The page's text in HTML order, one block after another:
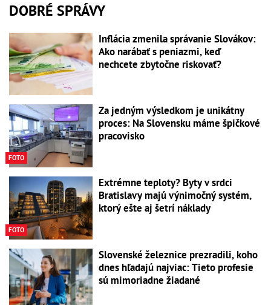
DOBRÉ SPRÁVY
Inflácia zmenila správanie Slovákov:
Ako narábať s peniazmi, keď
nechcete zbytočne riskovať?
FOTO
Za jedným výsledkom je unikátny
proces: Na Slovensku máme špičkové
pracovisko
FOTO
Extrémne teploty? Byty v srdci
Bratislavy majú výnimočný systém,
ktorý ešte aj šetrí náklady
Slovenské železnice prezradili, koho
dnes hľadajú najviac: Tieto profesie
sú mimoriadne žiadané